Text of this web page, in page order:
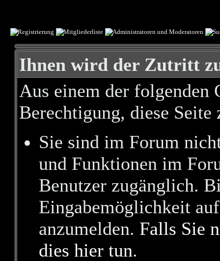
Ihnen wird der Zutritt
Aus einem der folgenden
Berechtigung, diese Seite
Sie sind im Forum
und Funktionen im
Benutzer zugänglich.
Eingabemöglichkeit
anzumelden. Falls Sie
dies hier tun.